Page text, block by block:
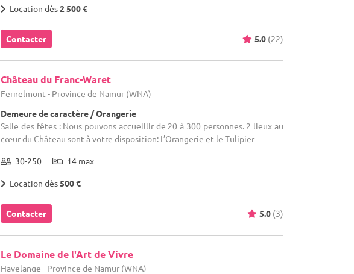
Location dès2 500 €
Contacter 5.0 (22)
Château du Franc-Waret
Fernelmont - Province de Namur (WNA)
Demeure de caractère / Orangerie
Salle des fêtes : Nous pouvons accueillir de 20 à 300 personnes. 2 lieux au
cœur du Château sont à votre disposition: L’Orangerie et le Tulipier
30-250 14 max
Location dès500 €
Contacter 5.0 (3)
Le Domaine de l'Art de Vivre
Havelange - Province de Namur (WNA)